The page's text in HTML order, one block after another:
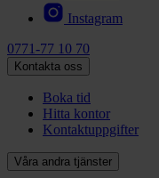
Instagram
0771-77 10 70
Kontakta oss
Boka tid
Hitta kontor
Kontaktuppgifter
Våra andra tjänster